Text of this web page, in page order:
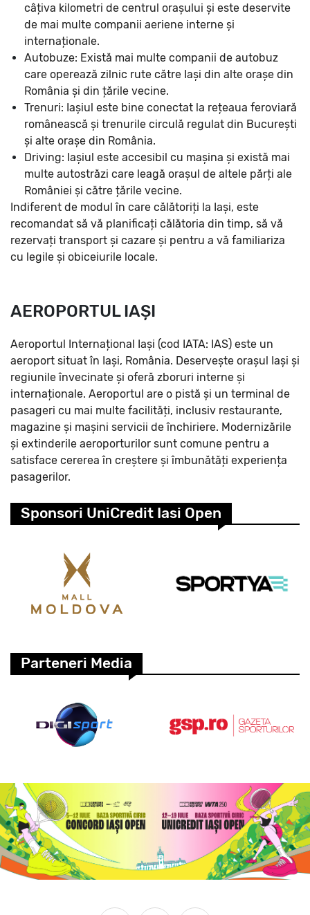
câțiva kilometri de centrul orașului și este deservite
de mai multe companii aeriene interne și
internaționale.
Autobuze: Există mai multe companii de autobuz
care operează zilnic rute către Iași din alte orașe din
România și din țările vecine.
Trenuri: Iașiul este bine conectat la rețeaua feroviară
românească și trenurile circulă regulat din București
și alte orașe din România.
Driving: Iașiul este accesibil cu mașina și există mai
multe autostrăzi care leagă orașul de altele părți ale
României și către țările vecine.
Indiferent de modul în care călătoriți la Iași, este
recomandat să vă planificați călătoria din timp, să vă
rezervați transport și cazare și pentru a vă familiariza
cu legile și obiceiurile locale.
AEROPORTUL IAȘI
Aeroportul Internațional Iași (cod IATA: IAS) este un
aeroport situat în Iași, România. Deservește orașul Iași și
regiunile învecinate și oferă zboruri interne și
internaționale. Aeroportul are o pistă și un terminal de
pasageri cu mai multe facilități, inclusiv restaurante,
magazine și mașini servicii de închiriere. Modernizările
și extinderile aeroporturilor sunt comune pentru a
satisface cererea în creștere și îmbunătăți experiența
pasagerilor.
Sponsori UniCredit Iasi Open
Parteneri Media